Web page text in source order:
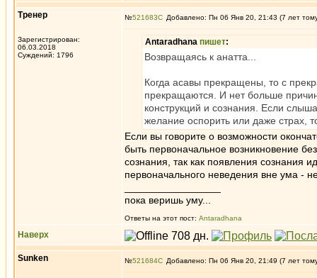
Тренер
Зарегистрирован:
06.03.2018
Суждений: 1796
№521683 Добавлено: Пн 06 Янв 20, 21:43 (7 лет
Antaradhana пишет:
Возвращаясь к анаттa...
Когда асавы прекращены, то с
прекращаются. И нет больше
конструкций и сознания. Если
желание оспорить или даже страх,
Если вы говорите о возможности
быть первоначальное возникновение
сознания, так как появления сознания
первоначального неведения вне ума -
пока веришь уму...
Ответы на этот пост: Antaradhana
Наверх
Sunken №521684 Добавлено: Пн 06 Янв 20, 21:49 (7 лет